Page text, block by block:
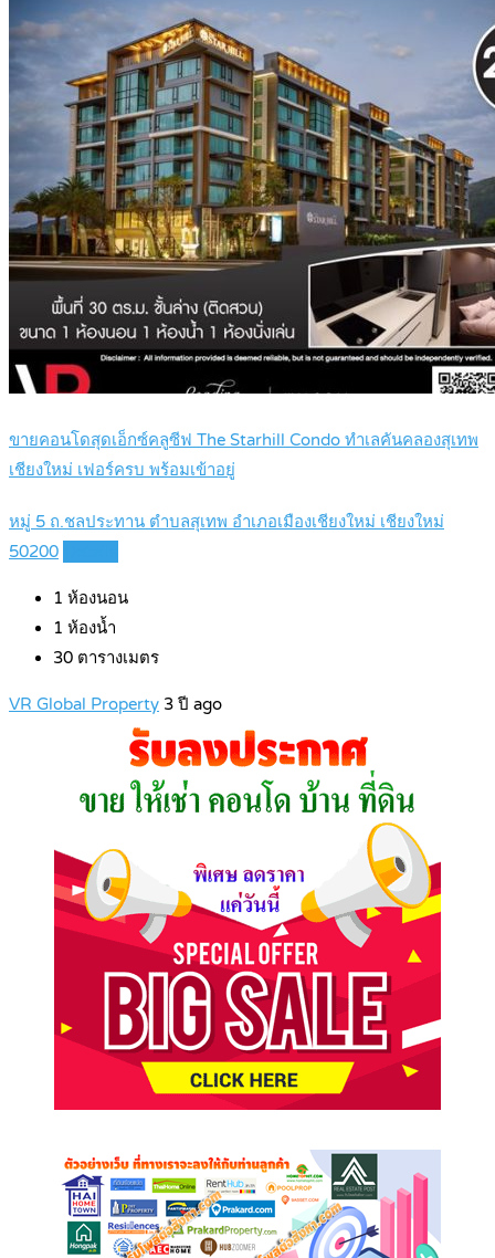
ขายคอนโดสุดเอ็กซ์คลูซีฟ The Starhill Condo ทำเลคันคลองสุเทพ
เชียงใหม่ เฟอร์ครบ พร้อมเข้าอยู่
หมู่ 5 ถ.ชลประทาน ตำบลสุเทพ อำเภอเมืองเชียงใหม่ เชียงใหม่
50200
1 ห้องนอน
1 ห้องน้ำ
30 ตารางเมตร
VR Global Property 3 ปี ago